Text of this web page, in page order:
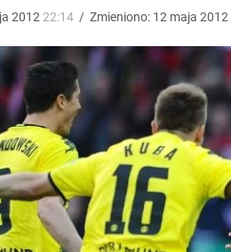
2012 22:14 / Zmieniono: 12 maja 2012